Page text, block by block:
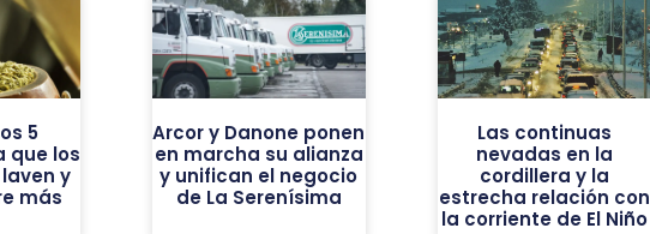
5
que los
y
más
Arcor y Danone ponen
en marcha su alianza
y unifican el negocio
de La Serenísima
Las continuas
nevadas en la
cordillera y la
estrecha relación con
la corriente de El Niño